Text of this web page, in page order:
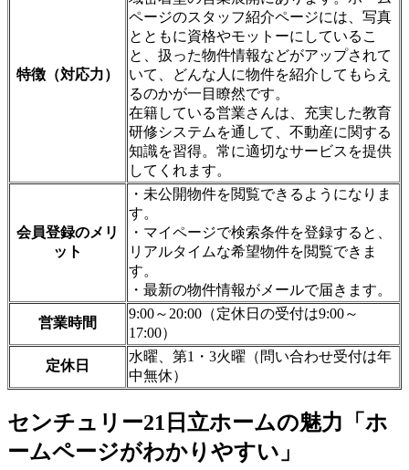
特徴（対応力）
ページのスタッフ紹介ページには、写真
とともに資格やモットーにしているこ
と、扱った物件情報などがアップされて
いて、どんな人に物件を紹介してもらえ
るのかが一目瞭然です。
在籍している営業さんは、充実した教育
研修システムを通して、不動産に関する
知識を習得。常に適切なサービスを提供
してくれます。
会員登録のメリ
ット
・未公開物件を閲覧できるようになりま
す。
・マイページで検索条件を登録すると、
リアルタイムな希望物件を閲覧できま
す。
・最新の物件情報がメールで届きます。
営業時間
9:00～20:00（定休日の受付は9:00～
17:00）
定休日
水曜、第1・3火曜（問い合わせ受付は年
中無休）
センチュリー21日立ホームの魅力「ホ
ームページがわかりやすい」